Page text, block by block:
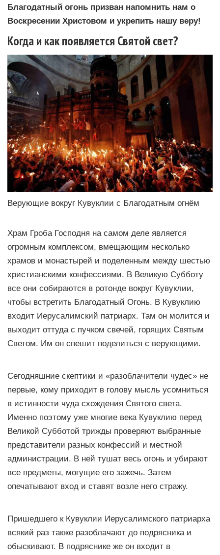
Благодатный огонь призван напомнить нам о
Воскресении Христовом и укрепить нашу веру!
Когда и как появляется Святой свет?
Верующие вокруг Кувуклии с Благодатным огнём
Храм Гроба Господня на самом деле является
огромным комплексом, вмещающим несколько
храмов и монастырей и поделенным между шестью
христианскими конфессиями. В Великую Субботу
все они собираются в ротонде вокруг Кувуклии,
чтобы встретить Благодатный Огонь. В Кувуклию
входит Иерусалимский патриарх. Там он молится и
выходит оттуда с пучком свечей, горящих Святым
Светом. Им он спешит поделиться с верующими.
Сегодняшние скептики и «разоблачители чудес» не
первые, кому приходит в голову мысль усомниться
в истинности чуда схождения Святого света.
Именно поэтому уже многие века Кувуклию перед
Великой Субботой трижды проверяют выбранные
представители разных конфессий и местной
администрации. В ней тушат весь огонь и убирают
все предметы, могущие его зажечь. Затем
опечатывают вход и ставят возле него стражу.
Пришедшего к Кувуклии Иерусалимского патриарха
всякий раз также разоблачают до подрясника и
обыскивают. В подряснике же он входит в